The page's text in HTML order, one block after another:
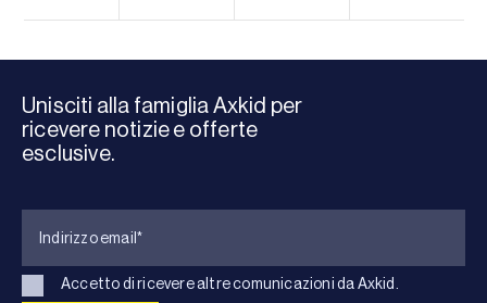
Unisciti alla famiglia Axkid per
ricevere notizie e offerte
esclusive.
Accetto di ricevere altre comunicazioni da Axkid.